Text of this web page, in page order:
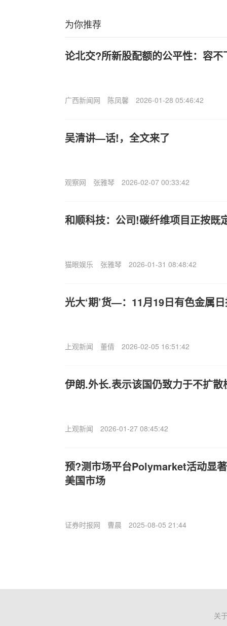
为你推荐
论北交?所新股配额的公平性：容不
广西新闻网 陈凤馨 2026-01-28 05:46:42
吴清讲—话!，全文来了
观察网 张雅琴 2026-02-07 00:33:42
和顺科技：公司!碳纤维项目正按既
猫眼娱乐 张雅琴 2026-01-31 08:48:42
光大‘期’货—：11月19日有色金属
上观新闻 董倩 2026-02-05 16:51:42
伊朗.外长.表示该国仍致力于不扩散
上观新闻 2026-01-27 08:45:42
预?测市场平台Polymarket活动显
美国市场
证券时报网 曹晨 2025-08-05 21:44
关